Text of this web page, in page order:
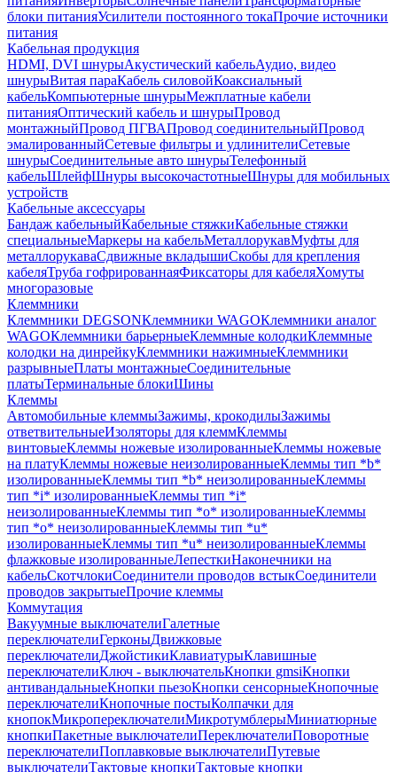
блоки питанияУсилители постоянного токаПрочие источники
питания
Кабельная продукция
HDMI, DVI шнурыАкустический кабельАудио, видео
шнурыВитая параКабель силовойКоаксиальный
кабельКомпьютерные шнурыМежплатные кабели
питанияОптический кабель и шнурыПровод
монтажныйПровод ПГВАПровод соединительныйПровод
эмалированныйСетевые фильтры и удлинителиСетевые
шнурыСоединительные авто шнурыТелефонный
кабельШлейфШнуры высокочастотныеШнуры для мобильных
устройств
Кабельные аксессуары
Бандаж кабельныйКабельные стяжкиКабельные стяжки
специальныеМаркеры на кабельМеталлорукавМуфты для
металлорукаваСдвижные вкладышиСкобы для крепления
кабеляТруба гофрированнаяФиксаторы для кабеляХомуты
многоразовые
Клеммники
Клеммники DEGSONКлеммники WAGOКлеммники аналог
WAGOКлеммники барьерныеКлеммные колодкиКлеммные
колодки на динрейкуКлеммники нажимныеКлеммники
разрывныеПлаты монтажныеСоединительные
платыТерминальные блокиШины
Клеммы
Автомобильные клеммыЗажимы, крокодилыЗажимы
ответвительныеИзоляторы для клеммКлеммы
винтовыеКлеммы ножевые изолированныеКлеммы ножевые
на платуКлеммы ножевые неизолированныеКлеммы тип *b*
изолированныеКлеммы тип *b* неизолированныеКлеммы
тип *i* изолированныеКлеммы тип *i*
неизолированныеКлеммы тип *o* изолированныеКлеммы
тип *o* неизолированныеКлеммы тип *u*
изолированныеКлеммы тип *u* неизолированныеКлеммы
флажковые изолированныеЛепесткиНаконечники на
кабельСкотчлокиСоединители проводов встыкСоединители
проводов закрытыеПрочие клеммы
Коммутация
Вакуумные выключателиГалетные
переключателиГерконыДвижковые
переключателиДжойстикиКлавиатурыКлавишные
переключателиКлюч - выключательКнопки gmsiКнопки
антивандальныеКнопки пьезоКнопки сенсорныеКнопочные
переключателиКнопочные постыКолпачки для
кнопокМикропереключателиМикротумблерыМиниатюрные
кнопкиПакетные выключателиПереключателиПоворотные
переключателиПоплавковые выключателиПутевые
выключателиТактовые кнопкиТактовые кнопки